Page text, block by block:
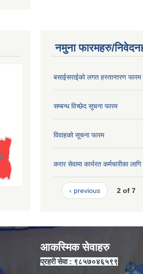
नमुना फारमहरु/
बसाईसराईको लगत हस्तान्तरण फारम
सम्बन्ध विच्छेद सूचना फारम
विवाहको सूचना फारम
करार सेवामा कार्यरत कर्मचारीका
‹ previous 2 of 7
आकस्मिक सेवाहरु
प्रहरी सेवा : ९८५७०४६५९९